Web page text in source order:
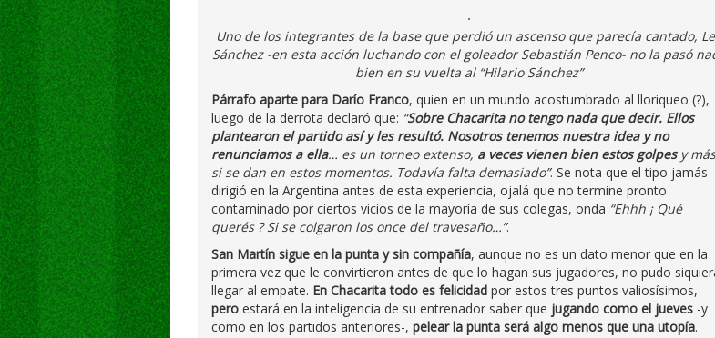
Uno de los integrantes de la base que perdió un ascenso que parecía cantado,
Sánchez -en esta acción luchando con el goleador Sebastián Penco- no la pasó
bien en su vuelta al “Hilario Sánchez”
Párrafo aparte para Darío Franco, quien en un mundo acostumbrado al lloriqueo (?),
luego de la derrota declaró que: “Sobre Chacarita no tengo nada que decir. Ellos
plantearon el partido así y les resultó. Nosotros tenemos nuestra idea y no
renunciamos a ella… es un torneo extenso, a veces vienen bien estos golpesy más
si se dan en estos momentos. Todavía falta demasiado”. Se nota que el tipo jamás
dirigió en la Argentina antes de esta experiencia, ojalá que no termine pronto
contaminado por ciertos vicios de la mayoría de sus colegas, onda “Ehhh ¡ Qué
querés ? Si se colgaron los once del travesaño…”.
San Martín sigue en la punta y sin compañía, aunque no es un dato menor que en la
primera vez que le convirtieron antes de que lo hagan sus jugadores, no pudo
llegar al empate. En Chacarita todo es felicidad por estos tres puntos valiosísimos,
pero estará en la inteligencia de su entrenador saber que jugando como el jueves -y
como en los partidos anteriores-, pelear la punta será algo menos que una utopía.